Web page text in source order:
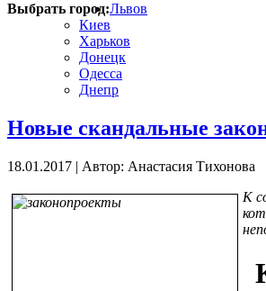
Выбрать город:Львов
Киев
Харьков
Донецк
Одесса
Днепр
Новые скандальные
18.01.2017 | Автор: Анастасия Тихонова
К